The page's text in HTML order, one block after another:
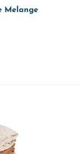
Melange